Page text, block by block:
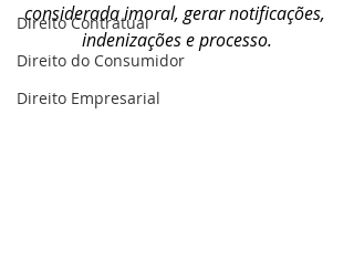
Direito Contratual
Direito do Consumidor
Direito Empresarial
considerada imoral, gerar notificações,
indenizações e processo.